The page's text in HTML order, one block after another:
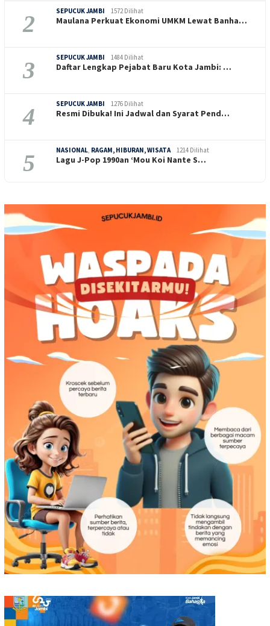
2 SEPUCUK JAMBI 1572 Dilihat
Maulana Perkuat Ekonomi UMKM Lewat Banha…
3 SEPUCUK JAMBI 1484 Dilihat
Daftar Lengkap Pejabat Baru Kota Jambi: …
4 SEPUCUK JAMBI 1276 Dilihat
Resmi Dibuka! Ini Jadwal dan Syarat Pend…
5 NASIONAL RAGAM, HIBURAN, WISATA 1214 Dilihat
Lagu J-Pop 1990an ‘Mou Koi Nante S…